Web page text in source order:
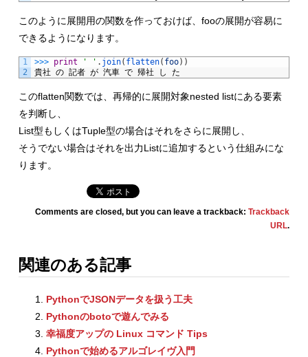
このように展開用の関数を作っておけば、fooの展開が容易に
できるようになります。
1
2
>>> print ' ' . join( flatten( foo) )
貴社 の 記者 が 汽車 で 帰社 し た
このflatten関数では、再帰的に展開対象nested listにある要素
を判断し、
List型もしくはTuple型の場合はそれをさらに展開し、
そうでない場合はそれを出力Listに追加するという仕組みにな
ります。
Comments are closed, but you can leave a trackback:Trackback
URL.
関連のある記事
PythonでJSONデータを扱う工夫
Pythonのbotoで遊んでみる
幸福度アップの Linux コマンド Tips
Pythonで始めるアルゴレイヴ入門